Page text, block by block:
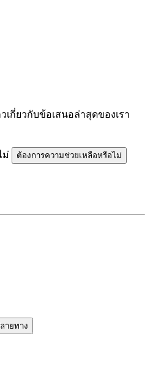
เกี่ยวกับข้อเสนอล่าสุดของเรา
ม่
ต้องการความช่วยเหลือหรือไม่
ายทาง